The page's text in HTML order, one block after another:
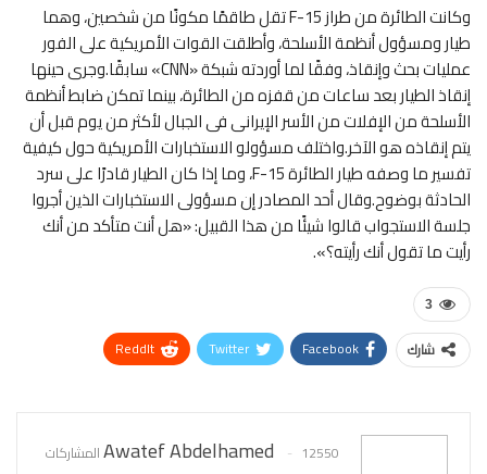
وكانت الطائرة من طراز F-15 تقل طاقمًا مكونًا من شخصين، وهما
طيار ومسؤول أنظمة الأسلحة، وأطلقت القوات الأمريكية على الفور
عمليات بحث وإنقاذ، وفقًا لما أوردته شبكة «CNN» سابقًا.وجرى حينها
إنقاذ الطيار بعد ساعات من قفزه من الطائرة، بينما تمكن ضابط أنظمة
الأسلحة من الإفلات من الأسر الإيرانى فى الجبال لأكثر من يوم قبل أن
يتم إنقاذه هو الآخر.واختلف مسؤولو الاستخبارات الأمريكية حول كيفية
تفسير ما وصفه طيار الطائرة F-15، وما إذا كان الطيار قادرًا على سرد
الحادثة بوضوح.وقال أحد المصادر إن مسؤولى الاستخبارات الذين أجروا
جلسة الاستجواب قالوا شيئًا من هذا القبيل: «هل أنت متأكد من أنك
رأيت ما تقول أنك رأيته؟».
3
شارك Facebook
Twitter
ReddIt
Awatef Abdelhamed
12550 المشاركات